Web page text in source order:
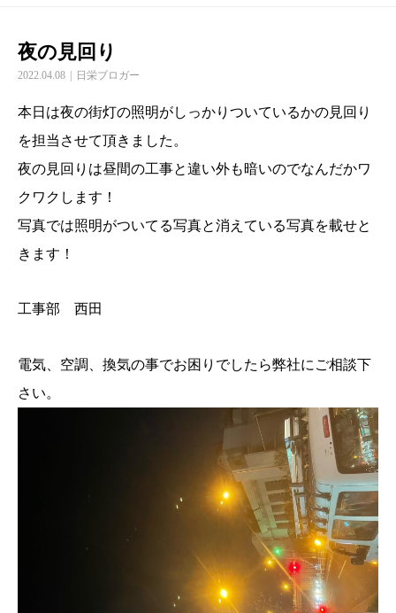
夜の見回り
2022.04.08 日栄ブロガー
本日は夜の街灯の照明がしっかりついているかの見回り
を担当させて頂きました。
夜の見回りは昼間の工事と違い外も暗いのでなんだかワ
クワクします！
写真では照明がついてる写真と消えている写真を載せと
きます！
工事部 西田
電気、空調、換気の事でお困りでしたら弊社にご相談下
さい。